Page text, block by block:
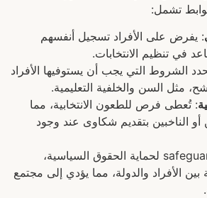
تشمل:
: يفرض على الأفراد تسجيل أنفسهم
في تنظيم الانتخابات.
الشروط التي يجب أن يستوفيها الأفراد
مثل السن والخلفية التعليمية.
: تُعطى فرص للطعون الانتخابية، مما
الناخبين بتقديم شكاوى عند وجود
تعتبر هذه الضوابط safeguards لحماية الحقوق السياسية،
الأفراد والدولة، مما يؤدي إلى مجتمع